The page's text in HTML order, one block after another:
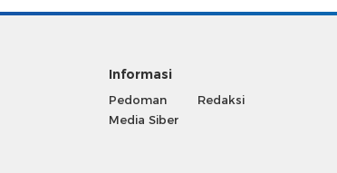
Informasi
Pedoman
Media Siber
Redaksi